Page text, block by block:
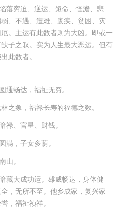
落穷迫、逆运、短命、怪澹、悲
、不遇、遭难、废疾、贫困、灾
。主运有此数者则为大凶。即或一
子之叹。实为人生最大恶运。但有
此数者。
通畅达，福祉无穷。
之象，福禄长寿的福德之数。
禄、官星、财钱。
满，子女多荫。
山。
藏大成功运。雄威畅达，身体健
，无所不至。他乡成家，复兴家
，福祉祯祥。